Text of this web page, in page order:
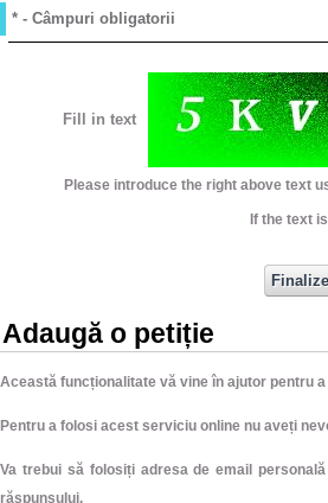
* - Câmpuri obligatorii
Fill in text
Please introduce the right above text
If the text
Adaugă o petiție
Această funcționalitate vă vine în ajutor pentru
Pentru a folosi acest serviciu online nu aveți
Va trebui să folosiți adresa de email
răspunsului.